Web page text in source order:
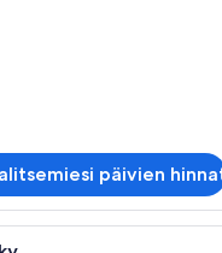
päivien
Hotellihuone, jossa on suuri